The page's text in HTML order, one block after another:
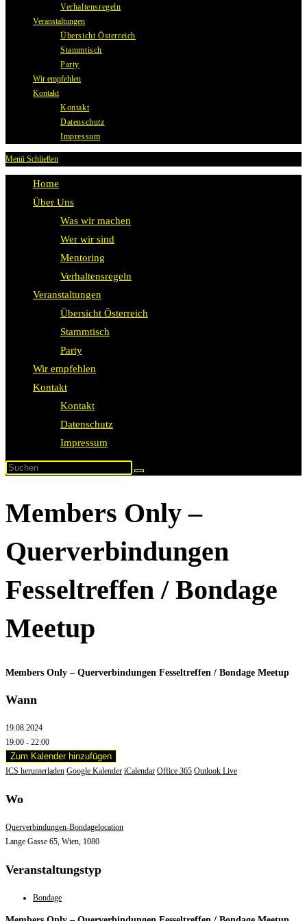
Verhaltensregeln
Veranstaltungen
Übersicht Österreich
Stammtisch
Party
Wir empfehlen
Kontakt
Kontakt
Datenschutz
Impressum
Menü Schließen
Home
Über Uns
Was wir machen
Wer wir sind
Mentoring
Verhaltensregeln
Veranstaltungen
Übersicht Österreich
Stammtisch
Party
Wir empfehlen
Kontakt
Kontakt
Datenschutz
Impressum
Members Only –
Querverbindungen
Fesseltreffen / Bondage
Meetup
Members Only – Querverbindungen Fesseltreffen / Bondage Meetup
Wann
19.08.2024
19:00 - 22:00
Zum Kalender hinzufügen
ICS herunterladen Google Kalender iCalendar Office 365 Outlook Live
Wo
Querverbindungen-Bondagelocation
Lange Gasse 65, Wien, 1080
Veranstaltungstyp
Bondage